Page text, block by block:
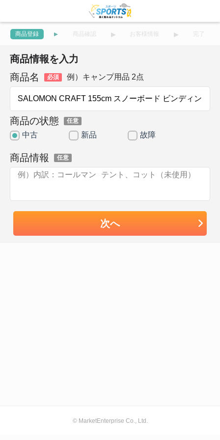
商品登録 商品確認 お客様情報 完了
商品情報を入力
商品名
必須 例）キャンプ用品 2点
商品の状態 任意
中古 新品 故障
商品情報 任意
次へ
© MarketEnterprise Co., Ltd.